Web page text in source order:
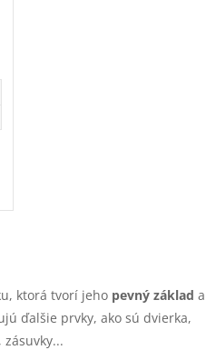
ktorá tvorí jeho pevný základ a
ďalšie prvky, ako sú dvierka,
zásuvky...